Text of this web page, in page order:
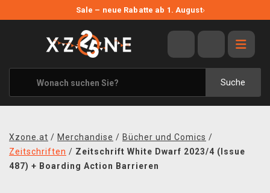
Sale – neue Rabatte ab 1. August›
Suche
ANGEBOTE
ALLE MARKEN
XZONE ORIGINALS
KLEIDUNG & ACCESSOIRES
BÜCHER & COMICS
Xzone.at / Merchandise / Bücher und Comics /
Zeitschriften / Zeitschrift White Dwarf 2023/4 (Issue
487) + Boarding Action Barrieren